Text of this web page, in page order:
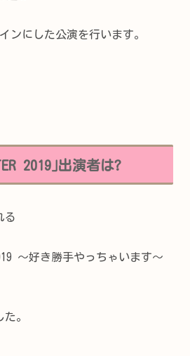
ンにした公演を行います。
2019｣出演者は?
る
～好き勝手やっちゃいます～
。